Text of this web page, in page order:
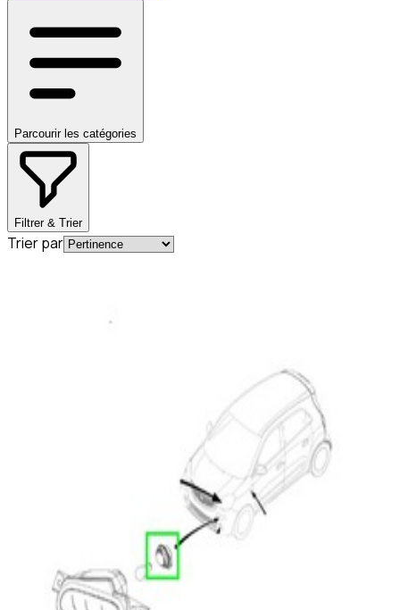
Parcourir les catégories
Filtrer & Trier
Trier par